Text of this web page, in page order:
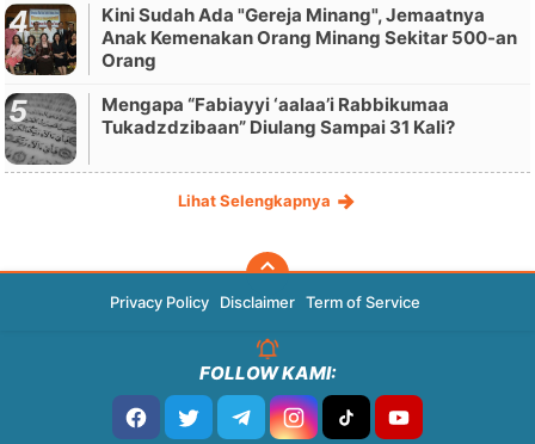
Kini Sudah Ada "Gereja Minang", Jemaatnya
Anak Kemenakan Orang Minang Sekitar 500-an
Orang
Mengapa “Fabiayyi ‘aalaa’i Rabbikumaa
Tukadzdzibaan” Diulang Sampai 31 Kali?
Lihat Selengkapnya
Privacy Policy Disclaimer Term of Service
FOLLOW KAMI: